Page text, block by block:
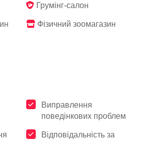
Грумінг-салон
Фізичний зоомагазин
Виправлення
поведінкових проблем
Відповідальність за